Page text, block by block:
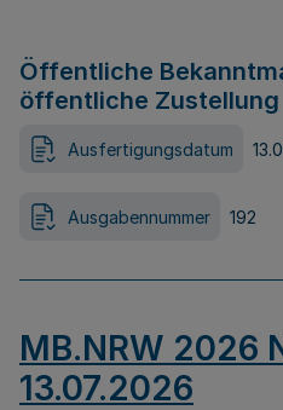
Öffentliche
öffentliche Zustellung
Ausfertigungsdatum
Ausgabennummer 192
MB.NRW 2026
13.07.2026